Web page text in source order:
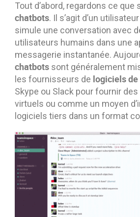
Tout d’abord, regardons ce que
chatbots. Il s’agit d’un
simule une conversation avec
utilisateurs humains dans une
messagerie instantanée.
chatbots sont généralement
les fournisseurs de logiciels
Skype ou Slack pour fournir
virtuels ou comme un moyen
logiciels tiers dans un format